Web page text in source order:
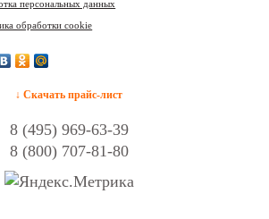
персональных данных
обработки cookie
↓ Скачать прайс-лист
8 (495) 969-63-39
8 (800) 707-81-80